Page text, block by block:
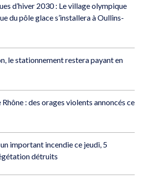
d’hiver 2030 : Le village olympique
du pôle glace s’installera à Oullins-
le stationnement restera payant en
: des orages violents annoncés ce
un important incendie ce jeudi, 5
détruits